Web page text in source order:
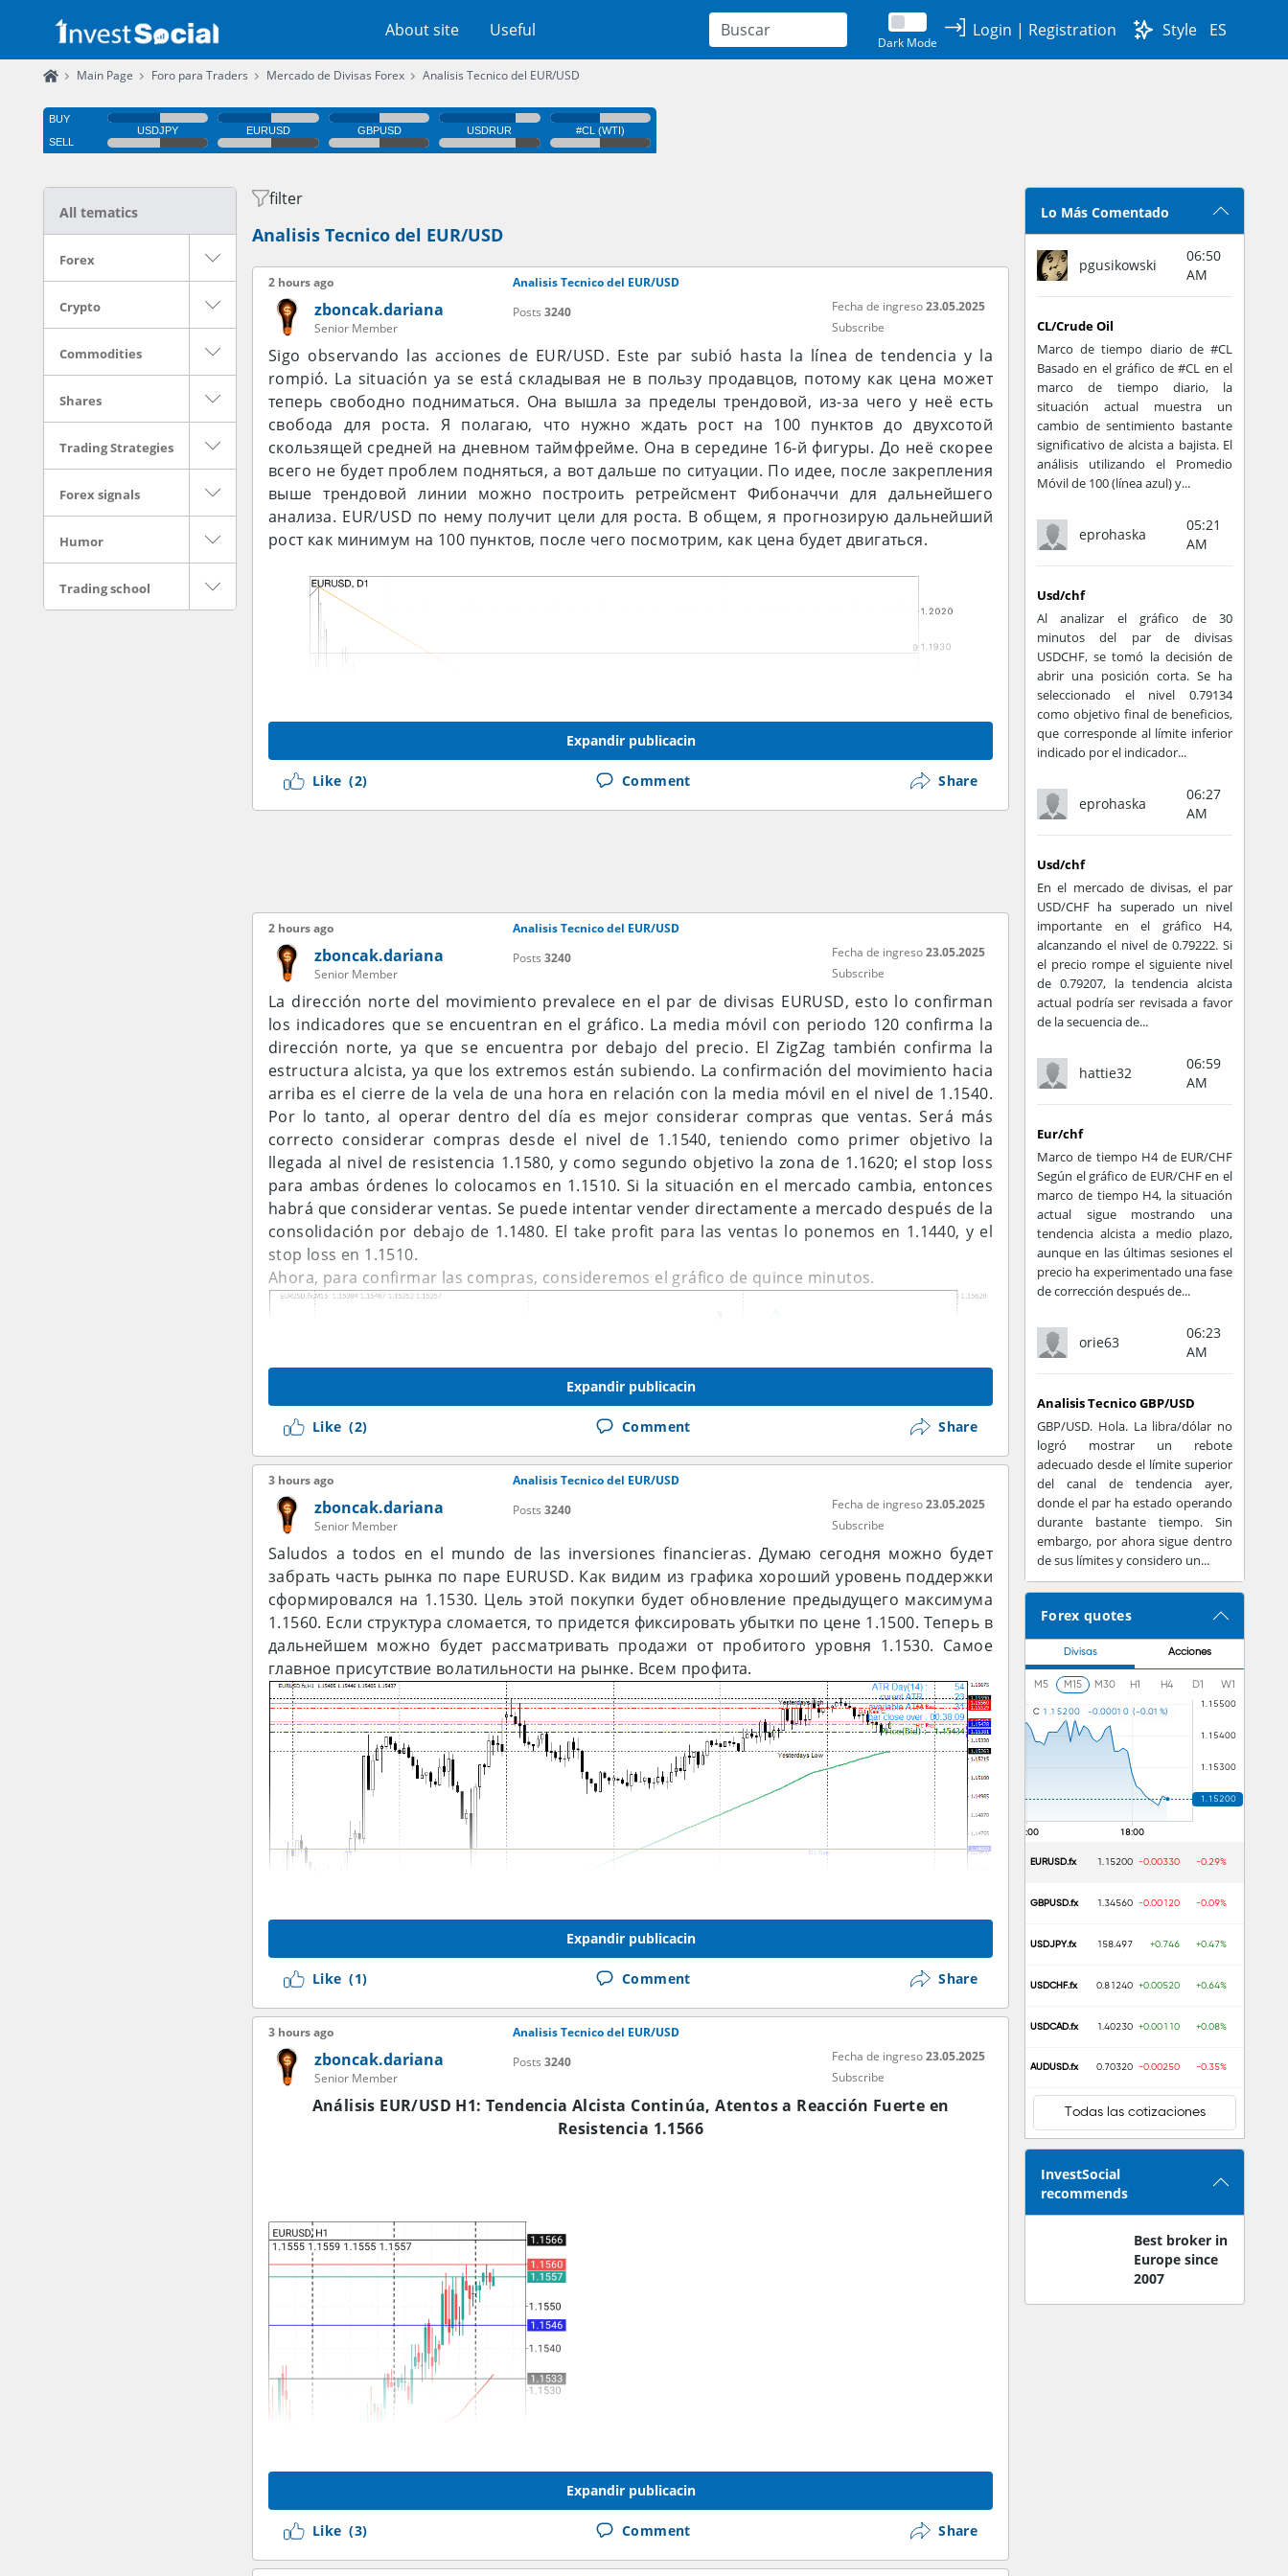
About site Useful
Dark Mode
Login | Registration Style ES
Main Page Foro para Traders Mercado de Divisas Forex Analisis Tecnico del EUR/USD
All tematics
Forex
Crypto
Commodities
Shares
Trading Strategies
Forex signals
Humor
Trading school
filter
Analisis Tecnico del EUR/USD
2 hours ago Analisis Tecnico del EUR/USD
zboncak.dariana
Senior Member
Posts 3240 Fecha de ingreso23.05.2025
Subscribe
Sigo observando las acciones de EUR/USD. Este par subió hasta la línea de tendencia y la
rompió. La situación ya se está складывая не в пользу продавцов, потому как цена может
теперь свободно подниматься. Она вышла за пределы трендовой, из-за чего у неё есть
свобода для роста. Я полагаю, что нужно ждать рост на 100 пунктов до двухсотой
скользящей средней на дневном таймфрейме. Она в середине 16-й фигуры. До неё скорее
всего не будет проблем подняться, а вот дальше по ситуации. По идее, после закрепления
выше трендовой линии можно построить ретрейсмент Фибоначчи для дальнейшего
анализа. EUR/USD по нему получит цели для роста. В общем, я прогнозирую дальнейший
рост как минимум на 100 пунктов, после чего посмотрим, как цена будет двигаться.
Expandir publicacin
Like (2) Comment Share
2 hours ago Analisis Tecnico del EUR/USD
zboncak.dariana
Senior Member
Posts 3240 Fecha de ingreso23.05.2025
Subscribe
La dirección norte del movimiento prevalece en el par de divisas EURUSD, esto lo confirman
los indicadores que se encuentran en el gráfico. La media móvil con periodo 120 confirma la
dirección norte, ya que se encuentra por debajo del precio. El ZigZag también confirma la
estructura alcista, ya que los extremos están subiendo. La confirmación del movimiento hacia
arriba es el cierre de la vela de una hora en relación con la media móvil en el nivel de 1.1540.
Por lo tanto, al operar dentro del día es mejor considerar compras que ventas. Será más
correcto considerar compras desde el nivel de 1.1540, teniendo como primer objetivo la
llegada al nivel de resistencia 1.1580, y como segundo objetivo la zona de 1.1620; el stop loss
para ambas órdenes lo colocamos en 1.1510. Si la situación en el mercado cambia, entonces
habrá que considerar ventas. Se puede intentar vender directamente a mercado después de la
consolidación por debajo de 1.1480. El take profit para las ventas lo ponemos en 1.1440, y el
stop loss en 1.1510.
Ahora, para confirmar las compras, consideremos el gráfico de quince minutos.
Expandir publicacin
Like (2) Comment Share
3 hours ago Analisis Tecnico del EUR/USD
zboncak.dariana
Senior Member
Posts 3240 Fecha de ingreso23.05.2025
Subscribe
Saludos a todos en el mundo de las inversiones financieras. Думаю сегодня можно будет
забрать часть рынка по паре EURUSD. Как видим из графика хороший уровень поддержки
сформировался на 1.1530. Цель этой покупки будет обновление предыдущего максимума
1.1560. Если структура сломается, то придется фиксировать убытки по цене 1.1500. Теперь в
дальнейшем можно будет рассматривать продажи от пробитого уровня 1.1530. Самое
главное присутствие волатильности на рынке. Всем профита.
Expandir publicacin
Like (1) Comment Share
3 hours ago Analisis Tecnico del EUR/USD
zboncak.dariana
Senior Member
Posts 3240 Fecha de ingreso23.05.2025
Subscribe
Análisis EUR/USD H1: Tendencia Alcista Continúa, Atentos a Reacción Fuerte en
Resistencia 1.1566
Expandir publicacin
Like (3) Comment Share
Lo Más Comentado
pgusikowski
06:50
AM
CL/Crude Oil
Marco de tiempo diario de #CL
Basado en el gráfico de #CL en el
marco de tiempo diario, la
situación actual muestra un
cambio de sentimiento bastante
significativo de alcista a bajista. El
análisis utilizando el Promedio
Móvil de 100 (línea azul) y...
eprohaska
05:21
AM
Usd/chf
Al analizar el gráfico de 30
minutos del par de divisas
USDCHF, se tomó la decisión de
abrir una posición corta. Se ha
seleccionado el nivel 0.79134
como objetivo final de beneficios,
que corresponde al límite inferior
indicado por el indicador...
eprohaska
06:27
AM
Usd/chf
En el mercado de divisas, el par
USD/CHF ha superado un nivel
importante en el gráfico H4,
alcanzando el nivel de 0.79222. Si
el precio rompe el siguiente nivel
de 0.79207, la tendencia alcista
actual podría ser revisada a favor
de la secuencia de...
hattie32
06:59
AM
Eur/chf
Marco de tiempo H4 de EUR/CHF
Según el gráfico de EUR/CHF en el
marco de tiempo H4, la situación
actual sigue mostrando una
tendencia alcista a medio plazo,
aunque en las últimas sesiones el
precio ha experimentado una fase
de corrección después de...
orie63
06:23
AM
Analisis Tecnico GBP/USD
GBP/USD. Hola. La libra/dólar no
logró mostrar un rebote
adecuado desde el límite superior
del canal de tendencia ayer,
donde el par ha estado operando
durante bastante tiempo. Sin
embargo, por ahora sigue dentro
de sus límites y considero un...
Forex quotes
Divisas Acciones
M5 M15 M30 H1 H4 D1 W1
C 1 .1 5200 -0.0001 0 (-0.01 %)
EURUSD.fx 1.15200 -0.00330 -0.29%
GBPUSD.fx 1.34560 -0.00120 -0.09%
USDJPY.fx 158.497 +0.746 +0.47%
USDCHF.fx 0.81240 +0.00520 +0.64%
USDCAD.fx 1.40230 +0.00110 +0.08%
AUDUSD.fx 0.70320 -0.00250 -0.35%
Todas las cotizaciones
InvestSocial
recommends
Best broker in
Europe since
2007